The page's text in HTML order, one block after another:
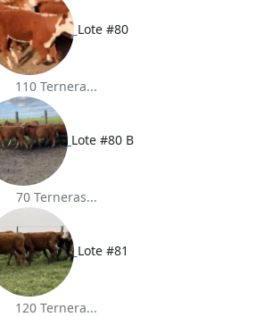
Lote #80
110 Ternera...
Lote #80 B
70 Terneras...
Lote #81
120 Ternera...